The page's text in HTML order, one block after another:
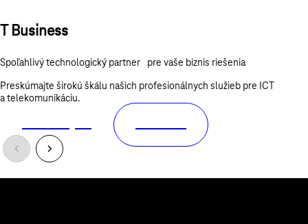
T Business
Spoľahlivý technologický partner pre vaše biznis riešenia
Preskúmajte širokú škálu našich profesionálnych služieb pre ICT
a telekomunikáciu.